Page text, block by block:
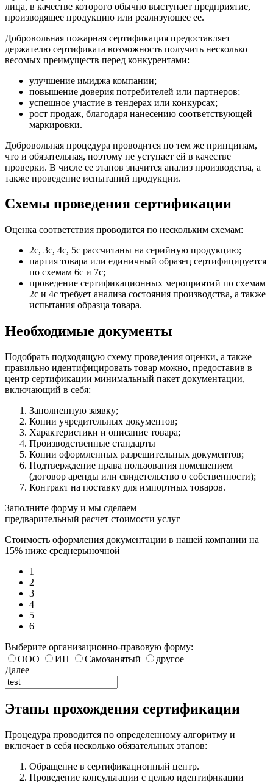
лица, в качестве которого обычно выступает предприятие,
производящее продукцию или реализующее ее.
Добровольная пожарная сертификация предоставляет
держателю сертификата возможность получить несколько
весомых преимуществ перед конкурентами:
улучшение имиджа компании;
повышение доверия потребителей или партнеров;
успешное участие в тендерах или конкурсах;
рост продаж, благодаря нанесению соответствующей
маркировки.
Добровольная процедура проводится по тем же принципам,
что и обязательная, поэтому не уступает ей в качестве
проверки. В числе ее этапов значится анализ производства, а
также проведение испытаний продукции.
Схемы проведения сертификации
Оценка соответствия проводится по нескольким схемам:
2с, 3с, 4с, 5с рассчитаны на серийную продукцию;
партия товара или единичный образец сертифицируется
по схемам 6с и 7с;
проведение сертификационных мероприятий по схемам
2с и 4с требует анализа состояния производства, а также
испытания образца товара.
Необходимые документы
Подобрать подходящую схему проведения оценки, а также
правильно идентифицировать товар можно, предоставив в
центр сертификации минимальный пакет документации,
включающий в себя:
Заполненную заявку;
Копии учредительных документов;
Характеристики и описание товара;
Производственные стандарты
Копии оформленных разрешительных документов;
Подтверждение права пользования помещением
(договор аренды или свидетельство о собственности);
Контракт на поставку для импортных товаров.
Заполните форму и мы сделаем
предварительный расчет стоимости услуг
Стоимость оформления документации в нашей компании на
15% ниже среднерыночной
1
2
3
4
5
6
Выберите организационно-правовую форму:
ООО
ИП Самозанятый
другое
Далее
Этапы прохождения сертификации
Процедура проводится по определенному алгоритму и
включает в себя несколько обязательных этапов:
Обращение в сертификационный центр.
Проведение консультации с целью идентификации